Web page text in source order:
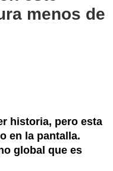
menos de
historia, pero esta
en la pantalla.
global que es